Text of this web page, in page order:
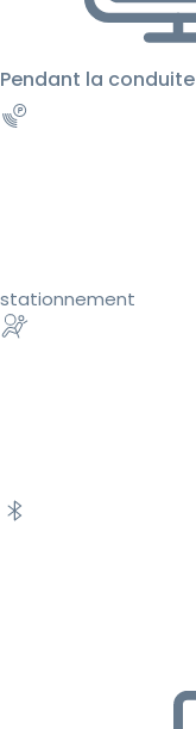
Pendant la conduite
stationnement